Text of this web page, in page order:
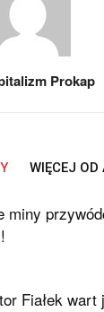
Prokap
WIĘCEJ OD
miny
Fiałek wart